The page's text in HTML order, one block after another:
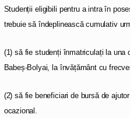
Studenții eligibili pentru a intra în
trebuie să îndeplinească cumulativ
(1) să fie studenți înmatriculați la una
Babeș-Bolyai, la învățământ cu
(2) să fie beneficiari de bursă de
ocazional.